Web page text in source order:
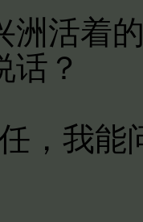
活着的
话？
我能